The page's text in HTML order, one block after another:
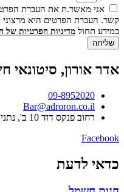
אני מאשר.ת את העברת
קשר. העברת הפרטים היא
במידע תחול מדיניות הפרטיות של
שליחה
אדר אורון, סיטונאי
09-8952020
Bar@adroron.co.il
רחוב פנקס דוד 10 ב', נתניה
Facebook
כדאי לדעת